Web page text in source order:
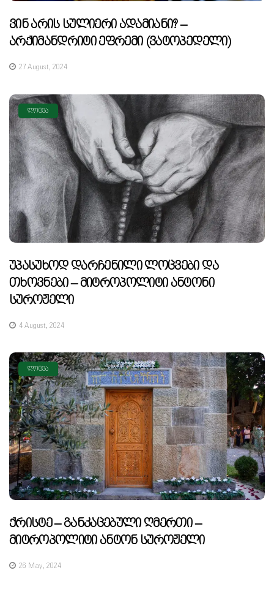
Ვინ Არის Სულიერი Ადამიანი? –
Არქიმანდრიტი Ეფრემი (ვატოპედელი)
27 August, 2024
ᲚᲝᲪᲕᲐ
Უპასუხოდ Დარჩენილი Ლოცვები Და
Თხოვნები – Მიტროპოლიტი Ანტონი
Სუროჟელი
4 August, 2024
ᲚᲝᲪᲕᲐ
Ქრისტე – Განკაცებული Ღმერთი –
Მიტროპოლიტი Ანტონ Სუროჟელი
26 May, 2024